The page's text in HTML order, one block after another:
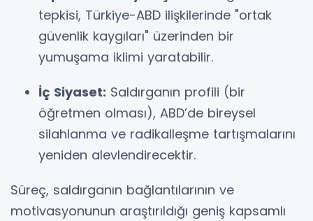
tepkisi, Türkiye-ABD ilişkilerinde "ortak
güvenlik kaygıları" üzerinden bir
yumuşama iklimi yaratabilir.
İç Siyaset: Saldırganın profili (bir
öğretmen olması), ABD’de bireysel
silahlanma ve radikalleşme tartışmalarını
yeniden alevlendirecektir.
Süreç, saldırganın bağlantılarının ve
motivasyonunun araştırıldığı geniş kapsamlı